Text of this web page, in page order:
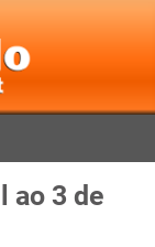
ao 3 de